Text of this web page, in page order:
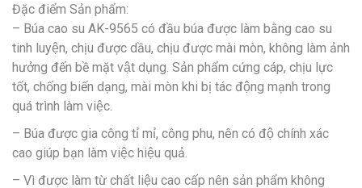
Đặc điểm Sản phẩm:
– Búa cao su AK-9565 có đầu búa được làm bằng cao su
tinh luyện, chịu được dầu, chịu được mài mòn, không làm ảnh
hưởng đến bề mặt vật dụng. Sản phẩm cứng cáp, chịu lực
tốt, chống biến dạng, mài mòn khi bị tác động mạnh trong
quá trình làm việc.
– Búa được gia công tỉ mỉ, công phu, nên có độ chính xác
cao giúp bạn làm việc hiệu quả.
– Vì được làm từ chất liệu cao cấp nên sản phẩm không